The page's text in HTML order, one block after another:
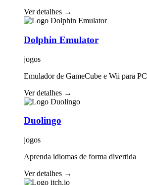
Ver detalhes →
Dolphin Emulator
jogos
Emulador de GameCube e Wii para PC
Ver detalhes →
Duolingo
jogos
Aprenda idiomas de forma divertida
Ver detalhes →